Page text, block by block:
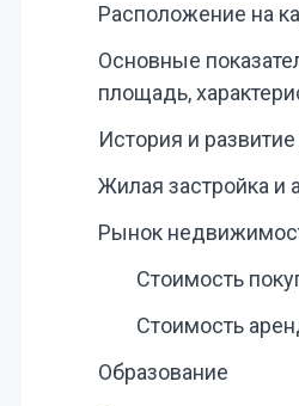
Расположение на
Основные
площадь,
История и
Жилая застройка и
Рынок
Стоимость
Стоимость
Образование